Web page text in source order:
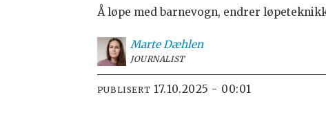
Å løpe med barnevogn, endrer
Marte Dæhlen
JOURNALIST
PUBLISERT 17.10.2025 - 00:01